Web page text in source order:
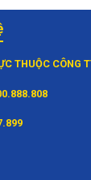
THUỘC CÔNG